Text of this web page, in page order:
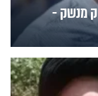
מנשק -